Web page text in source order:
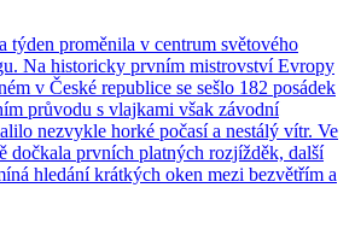
týden proměnila v centrum světového
Na historicky prvním mistrovství Evropy
v České republice se sešlo 182 posádek
průvodu s vlajkami však závodní
nezvykle horké počasí a nestálý vítr. Ve
dočkala prvních platných rozjížděk, další
hledání krátkých oken mezi bezvětřím a